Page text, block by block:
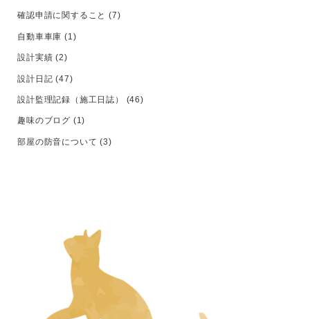
確認申請に関すること (7)
自動車車庫 (1)
設計実績 (2)
設計日記 (47)
設計監理記録（施工日誌） (46)
趣味のブログ (1)
部屋の防音について (3)